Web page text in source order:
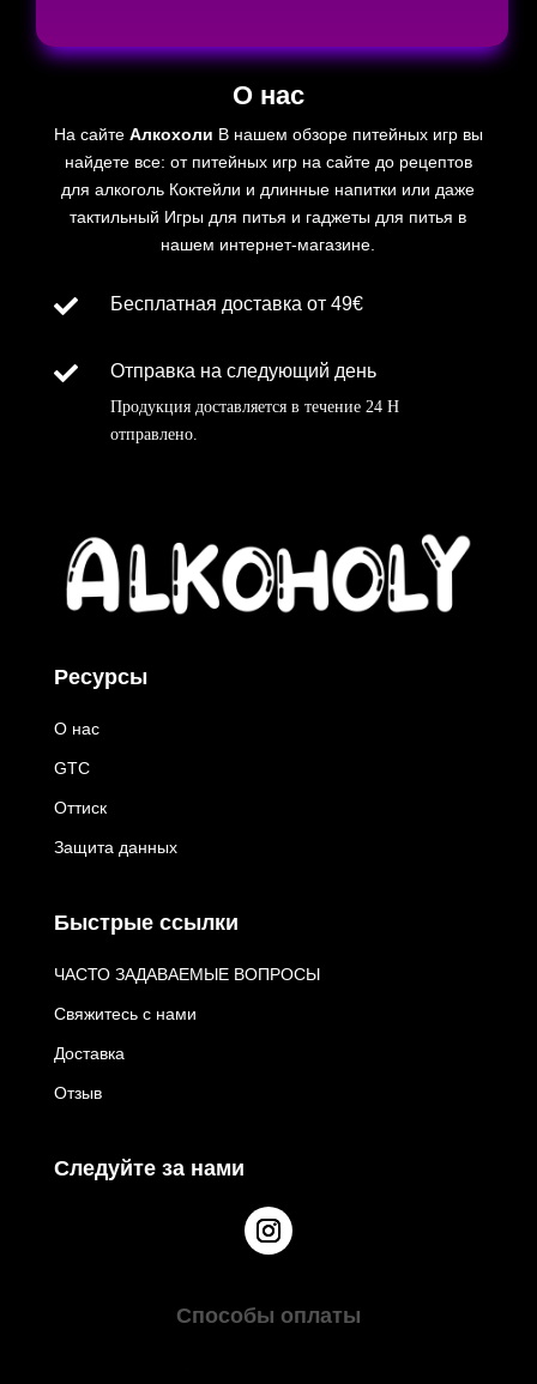
О нас
На сайте Алкохоли В нашем обзоре питейных игр вы
найдете все: от питейных игр на сайте до рецептов
дляалкоголь Коктейли и длинные напитки или даже
тактильный Игры для питья и гаджеты для питья в
нашем интернет-магазине.
 Бесплатная доставка от 49€
 Отправка на следующий день
Продукция доставляется в течение 24 H
отправлено.
Ресурсы
О нас
GTC
Оттиск
Защита данных
Быстрые ссылки
ЧАСТО ЗАДАВАЕМЫЕ ВОПРОСЫ
Свяжитесь с нами
Доставка
Отзыв
Следуйте за нами
Способы оплаты